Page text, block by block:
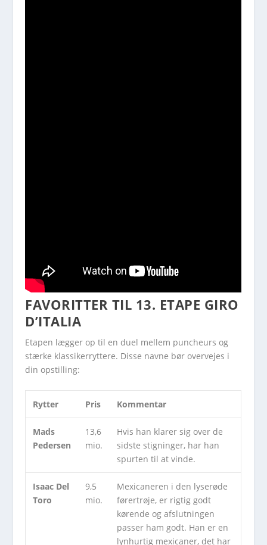
FAVORITTER TIL 13. ETAPE GIRO
D’ITALIA
Etapen lægger op til en duel mellem puncheurs og
stærke klassikerryttere. Disse navne bør overvejes i
din opstilling:
Rytter Pris Kommentar
Mads
Pedersen
13,6
mio.
Hvis han klarer sig over de
sidste stigninger, har han
spurten til at vinde.
Isaac Del
Toro
9,5
mio.
Mexicaneren i den lyserøde
førertrøje, er rigtig godt
kørende og afslutningen
passer ham godt. Han er en
lynhurtig mexicaner, det har